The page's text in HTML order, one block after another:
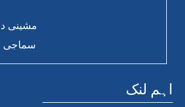
مشینی
سماجی و
اہم لنک